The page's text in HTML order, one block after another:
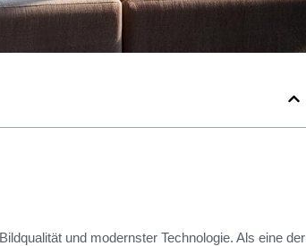
und modernster Technologie. Als eine der